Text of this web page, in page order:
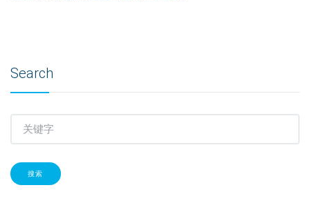
Search
搜索